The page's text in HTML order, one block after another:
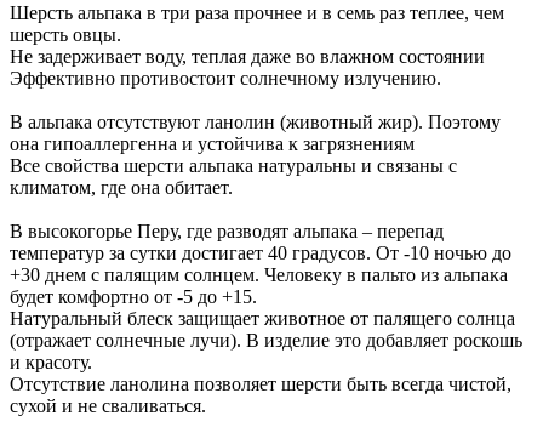
Шерсть альпака в три раза прочнее и в семь раз теплее, чем
шерсть овцы.
Не задерживает воду, теплая даже во влажном состоянии
Эффективно противостоит солнечному излучению.
В альпака отсутствуют ланолин (животный жир). Поэтому
она гипоаллергенна и устойчива к загрязнениям
Все свойства шерсти альпака натуральны и связаны с
климатом, где она обитает.
В высокогорье Перу, где разводят альпака – перепад
температур за сутки достигает 40 градусов. От -10 ночью до
+30 днем с палящим солнцем. Человеку в пальто из альпака
будет комфортно от -5 до +15.
Натуральный блеск защищает животное от палящего солнца
(отражает солнечные лучи). В изделие это добавляет роскошь
и красоту.
Отсутствие ланолина позволяет шерсти быть всегда чистой,
сухой и не сваливаться.